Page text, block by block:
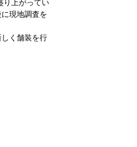
上がってい
現地調査を
く舗装を行